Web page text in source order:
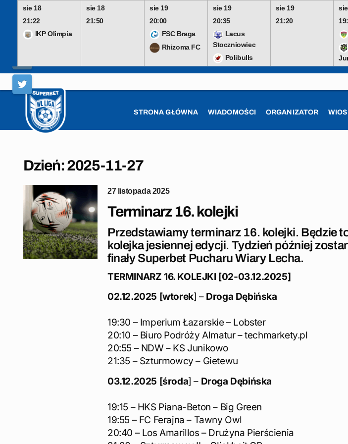
sie 18
21:22
IKP Olimpia
sie 18
21:50
sie 19
20:00
FSC Braga
Rhizoma FC
sie 19
20:35
Lacus
Stoczniowiec
Polibulls
sie 19
21:20
Skip
content
STRONA GŁÓWNA WIADOMOŚCI ORGANIZATOR
Dzień:2025-11-27
27 listopada 2025
Terminarz 16. kolejki
Przedstawiamy terminarz 16. kolejki. Będzie
kolejka jesiennej edycji. Tydzień później
finały Superbet Pucharu Wiary Lecha.
TERMINARZ 16. KOLEJKI [02-03.12.2025]
02.12.2025 [wtorek] – Droga Dębińska
19:30 – Imperium Łazarskie – Lobster
20:10 – Biuro Podróży Almatur – techmarkety.pl
20:55 – NDW – KS Junikowo
21:35 – Szturmowcy – Gietewu
03.12.2025 [środa] – Droga Dębińska
19:15 – HKS Piana-Beton – Big Green
19:55 – FC Ferajna – Tawny Owl
20:40 – Los Amarillos – Drużyna Pierścienia